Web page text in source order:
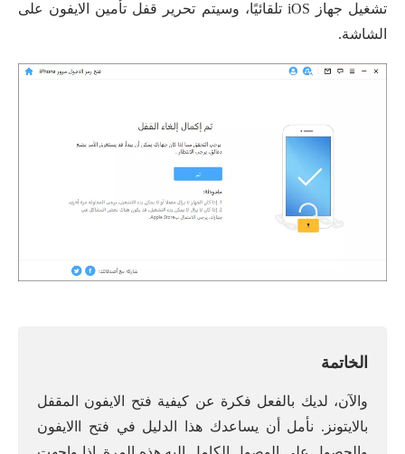
تشغيل جهاز iOS تلقائيًا، وسيتم تحرير قفل تأمين الايفون على
الشاشة.
الخاتمة
والآن، لديك بالفعل فكرة عن كيفية فتح الايفون المقفل
بالايتونز. نأمل أن يساعدك هذا الدليل في فتح االايفون